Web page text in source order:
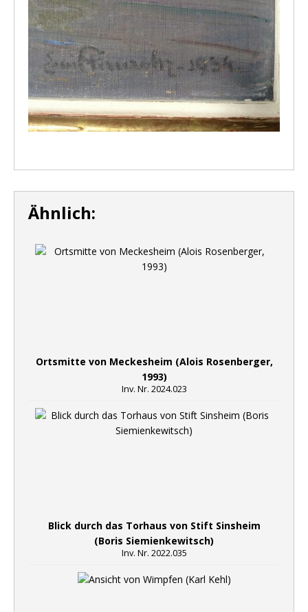
Ähnlich:
Ortsmitte von Meckesheim (Alois Rosenberger,
1993)
Inv. Nr. 2024.023
Blick durch das Torhaus von Stift Sinsheim
(Boris Siemienkewitsch)
Inv. Nr. 2022.035